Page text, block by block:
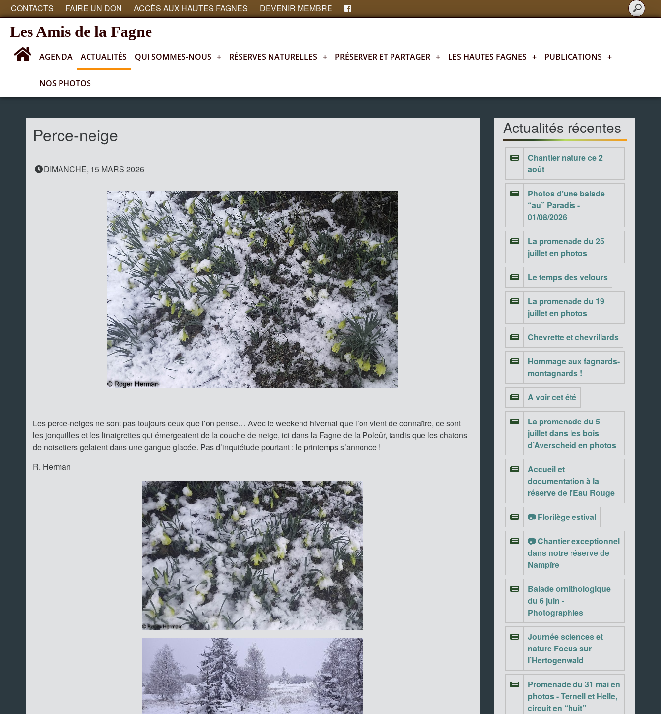
CONTACTS FAIRE UN DON ACCÈS AUX HAUTES FAGNES DEVENIR MEMBRE
Les Amis de la Fagne
AGENDA ACTUALITÉS QUI SOMMES-NOUS + RÉSERVES NATURELLES + PRÉSERVER ET PARTAGER + LES HAUTES FAGNES + PUBLICATIONS +
NOS PHOTOS
Actualités
Perce-neige
DIMANCHE, 15 MARS 2026
Les perce-neiges ne sont pas toujours ceux que l’on pense… Avec le weekend hivernal que l’on vient de connaître, ce sont
les jonquilles et les linaigrettes qui émergeaient de la couche de neige, ici dans la Fagne de la Poleûr, tandis que les chatons
de noisetiers gelaient dans une gangue glacée. Pas d’inquiétude pourtant : le printemps s’annonce !
R. Herman
Actualités récentes
Chantier nature ce 2
août
Photos d’une balade
“au” Paradis -
01/08/2026
La promenade du 25
juillet en photos
Le temps des velours
La promenade du 19
juillet en photos
Chevrette et chevrillards
Hommage aux fagnards-
montagnards !
A voir cet été
La promenade du 5
juillet dans les bois
d’Averscheid en photos
Accueil et
documentation à la
réserve de l’Eau Rouge
📷 Florilège estival
📷 Chantier exceptionnel
dans notre réserve de
Nampîre
Balade ornithologique
du 6 juin -
Photographies
Journée sciences et
nature Focus sur
l’Hertogenwald
Promenade du 31 mai en
photos - Ternell et Helle,
circuit en “huit”